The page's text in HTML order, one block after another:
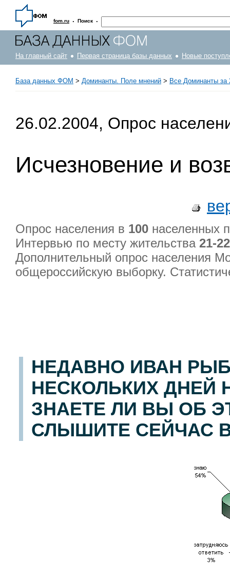
fom.ru · Поиск ·
На главный сайт Первая страница базы данных Новые
База данных ФОМ > Доминанты. Поле мнений > Все Доминанты за
26.02.2004, Опрос
Исчезновение и
Опрос населения в 100 населенных
Интервью по месту жительства 21-
Дополнительный опрос населения
общероссийскую выборку.
НЕДАВНО ИВАН
НЕСКОЛЬКИХ ДНЕЙ
ЗНАЕТЕ ЛИ ВЫ ОБ
СЛЫШИТЕ СЕЙЧАС